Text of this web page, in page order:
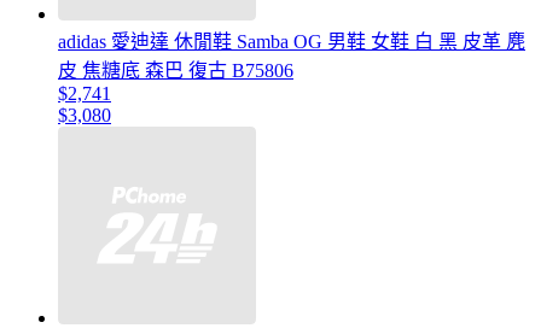
adidas 愛迪達 休閒鞋 Samba OG 男鞋 女鞋 白 黑 皮革 麂
皮 焦糖底 森巴 復古 B75806
$2,741
$3,080